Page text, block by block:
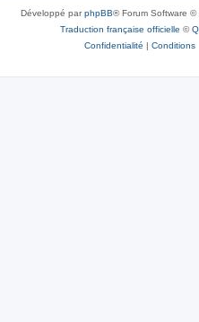
Développé parphpBB® Forum Software ©
Traduction française officielle ©
Confidentialité | Conditions